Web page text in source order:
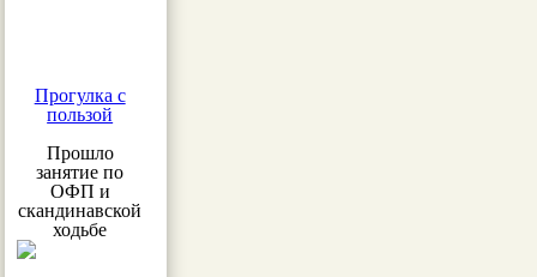
Прогулка с
пользой
Прошло
занятие по
ОФП и
скандинавской
ходьбе